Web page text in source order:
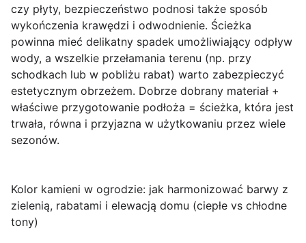
czy płyty, bezpieczeństwo podnosi także sposób
wykończenia krawędzi i odwodnienie. Ścieżka
powinna mieć delikatny spadek umożliwiający odpływ
wody, a wszelkie przełamania terenu (np. przy
schodkach lub w pobliżu rabat) warto zabezpieczyć
estetycznym obrzeżem. Dobrze dobrany materiał +
właściwe przygotowanie podłoża = ścieżka, która jest
trwała, równa i przyjazna w użytkowaniu przez wiele
sezonów.
Kolor kamieni w ogrodzie: jak harmonizować barwy z
zielenią, rabatami i elewacją domu (ciepłe vs chłodne
tony)